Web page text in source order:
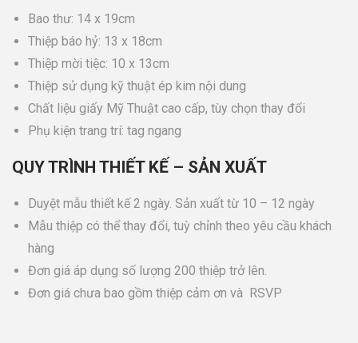
Bao thư: 14 x 19cm
Thiệp báo hỷ: 13 x 18cm
Thiệp mời tiệc: 10 x 13cm
Thiệp sử dụng kỹ thuật ép kim nội dung
Chất liệu giấy Mỹ Thuật cao cấp, tùy chọn thay đổi
Phụ kiện trang trí: tag ngang
QUY TRÌNH THIẾT KẾ – SẢN XUẤT
Duyệt mẫu thiết kế 2 ngày. Sản xuất từ 10 – 12 ngày
Mẫu thiệp có thể thay đổi, tuỳ chỉnh theo yêu cầu khách
hàng
Đơn giá áp dụng số lượng 200 thiệp trở lên.
Đơn giá chưa bao gồm thiệp cảm ơn và RSVP